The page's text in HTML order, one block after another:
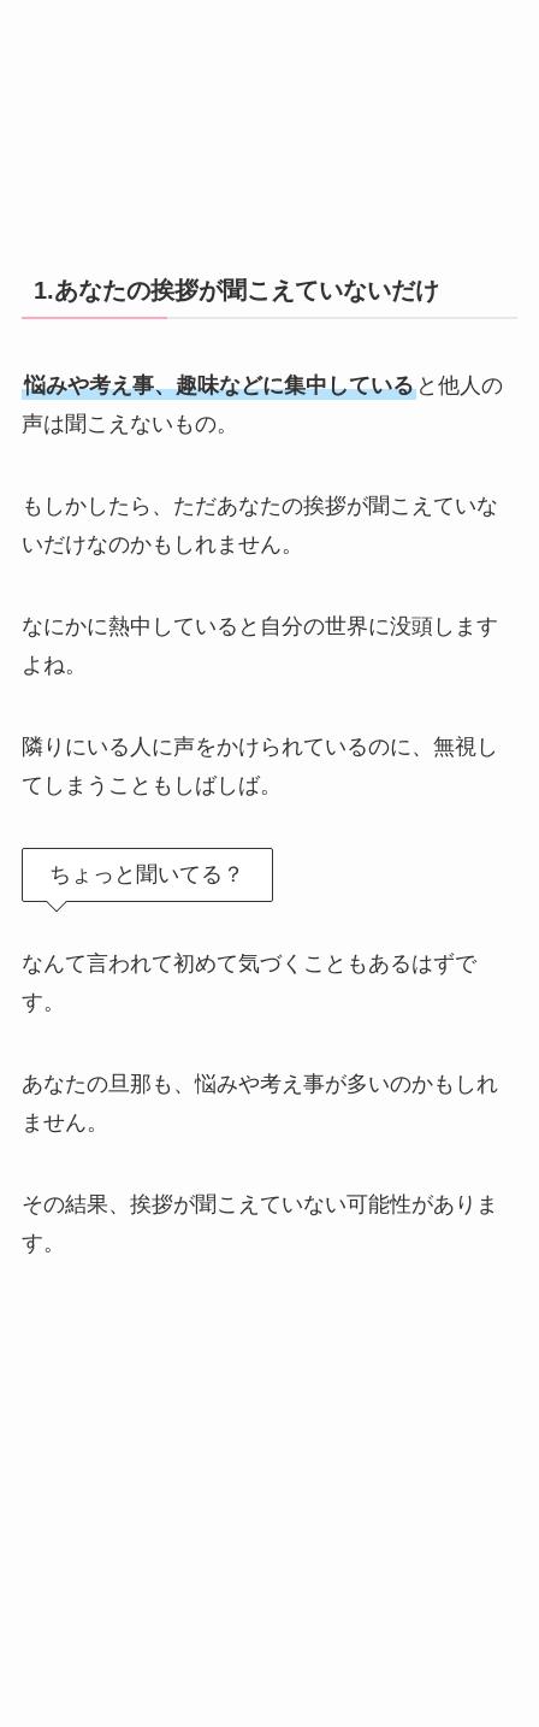
1.あなたの挨拶が聞こえていないだけ
悩みや考え事、趣味などに集中していると他人の
声は聞こえないもの。
もしかしたら、ただあなたの挨拶が聞こえていな
いだけなのかもしれません。
なにかに熱中していると自分の世界に没頭します
よね。
隣りにいる人に声をかけられているのに、無視し
てしまうこともしばしば。
ちょっと聞いてる？
なんて言われて初めて気づくこともあるはずで
す。
あなたの旦那も、悩みや考え事が多いのかもしれ
ません。
その結果、挨拶が聞こえていない可能性がありま
す。